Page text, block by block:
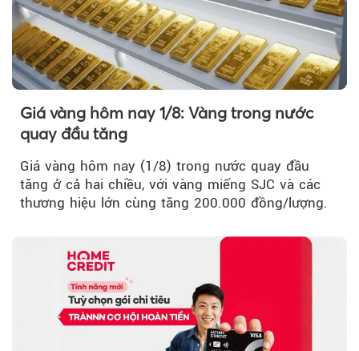
Giá vàng hôm nay 1/8: Vàng trong nước
quay đầu tăng
Giá vàng hôm nay (1/8) trong nước quay đầu
tăng ở cả hai chiều, với vàng miếng SJC và các
thương hiệu lớn cùng tăng 200.000 đồng/lượng.